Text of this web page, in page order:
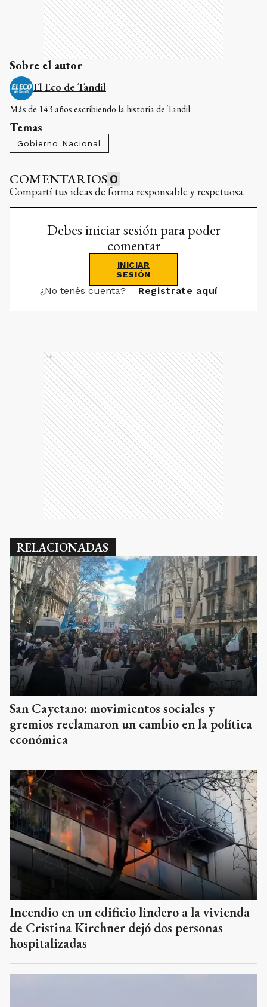
Sobre el autor
El Eco de Tandil
Más de 143 años escribiendo la historia de Tandil
Temas
Gobierno Nacional
COMENTARIOS 0
Compartí tus ideas de forma responsable y respetuosa.
Debes iniciar sesión para poder
comentar
INICIAR
SESIÓN
¿No tenés cuenta? Registrate aquí
Ads
RELACIONADAS
San Cayetano: movimientos sociales y
gremios reclamaron un cambio en la política
económica
Incendio en un edificio lindero a la vivienda
de Cristina Kirchner dejó dos personas
hospitalizadas